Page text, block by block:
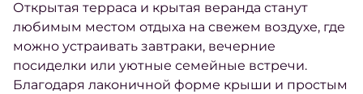
Открытая терраса и крытая веранда станут
любимым местом отдыха на свежем воздухе, где
можно устраивать завтраки, вечерние
посиделки или уютные семейные встречи.
Благодаря лаконичной форме крыши и простым